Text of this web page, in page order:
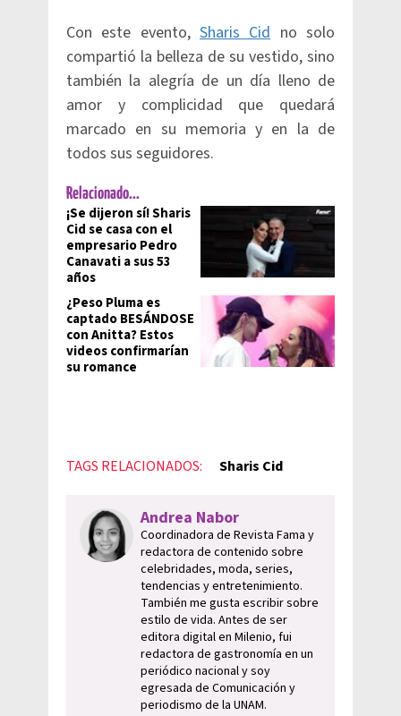
Con este evento, Sharis Cidno solo
compartió la belleza de su vestido, sino
también la alegría de un día lleno de
amor y complicidad que quedará
marcado en su memoria y en la de
todos sus seguidores.
Relacionado...
¡Se dijeron sí! Sharis
Cid se casa con el
empresario Pedro
Canavati a sus 53
años
¿Peso Pluma es
captado BESÁNDOSE
con Anitta? Estos
videos confirmarían
su romance
TAGS RELACIONADOS: Sharis Cid
Andrea Nabor
Coordinadora de Revista Fama y
redactora de contenido sobre
celebridades, moda, series,
tendencias y entretenimiento.
También me gusta escribir sobre
estilo de vida. Antes de ser
editora digital en Milenio, fui
redactora de gastronomía en un
periódico nacional y soy
egresada de Comunicación y
periodismo de la UNAM.